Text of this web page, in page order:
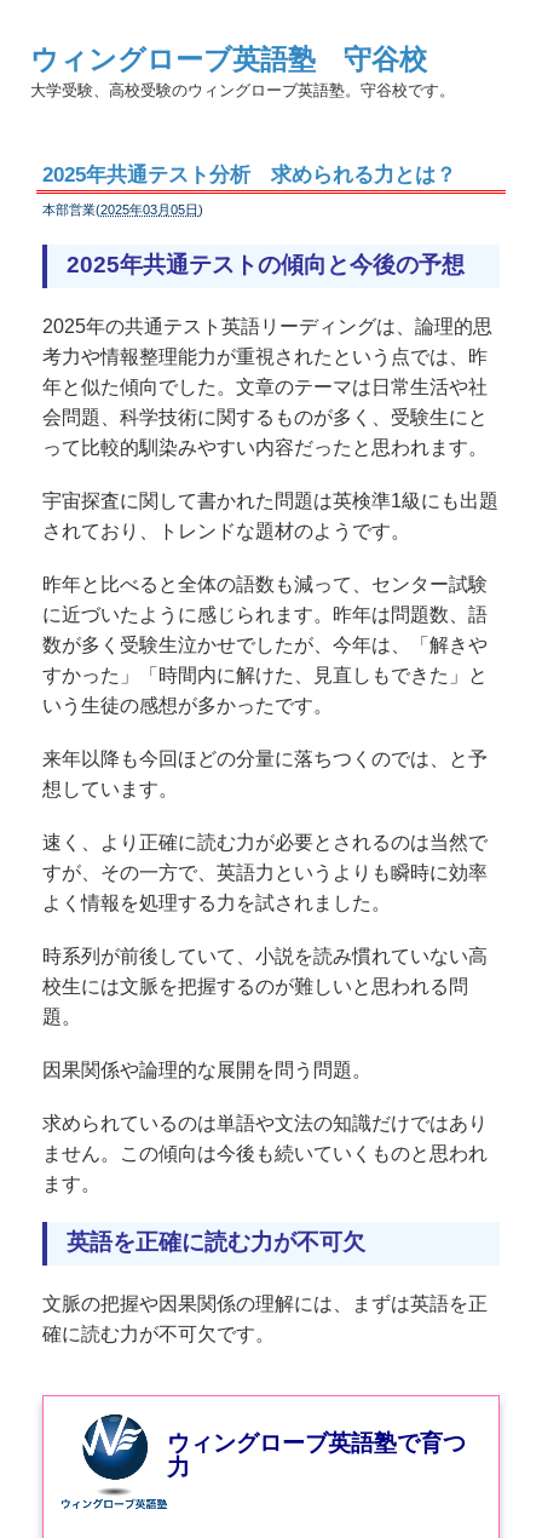
ウィングローブ英語塾 守谷校
大学受験、高校受験のウィングローブ英語塾。守谷校です。
2025年共通テスト分析 求められる力とは？
本部営業(2025年03月05日)
2025年共通テストの傾向と今後の予想
2025年の共通テスト英語リーディングは、論理的思
考力や情報整理能力が重視されたという点では、昨
年と似た傾向でした。文章のテーマは日常生活や社
会問題、科学技術に関するものが多く、受験生にと
って比較的馴染みやすい内容だったと思われます。
宇宙探査に関して書かれた問題は英検準1級にも出題
されており、トレンドな題材のようです。
昨年と比べると全体の語数も減って、センター試験
に近づいたように感じられます。昨年は問題数、語
数が多く受験生泣かせでしたが、今年は、「解きや
すかった」「時間内に解けた、見直しもできた」と
いう生徒の感想が多かったです。
来年以降も今回ほどの分量に落ちつくのでは、と予
想しています。
速く、より正確に読む力が必要とされるのは当然で
すが、その一方で、英語力というよりも瞬時に効率
よく情報を処理する力を試されました。
時系列が前後していて、小説を読み慣れていない高
校生には文脈を把握するのが難しいと思われる問
題。
因果関係や論理的な展開を問う問題。
求められているのは単語や文法の知識だけではあり
ません。この傾向は今後も続いていくものと思われ
ます。
英語を正確に読む力が不可欠
文脈の把握や因果関係の理解には、まずは英語を正
確に読む力が不可欠です。
ウィングローブ英語塾で育つ
力